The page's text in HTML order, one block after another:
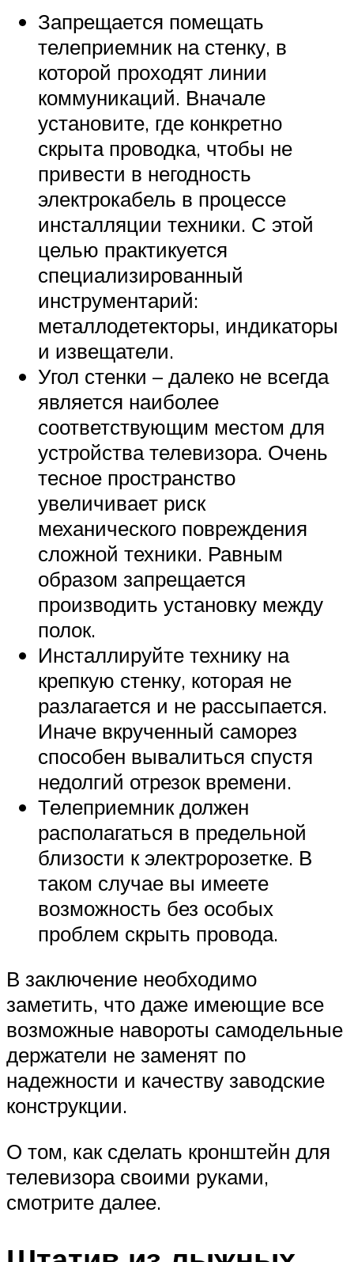
Запрещается помещать
телеприемник на стенку, в
которой проходят линии
коммуникаций. Вначале
установите, где конкретно
скрыта проводка, чтобы не
привести в негодность
электрокабель в процессе
инсталляции техники. С этой
целью практикуется
специализированный
инструментарий:
металлодетекторы, индикаторы
и извещатели.
Угол стенки – далеко не всегда
является наиболее
соответствующим местом для
устройства телевизора. Очень
тесное пространство
увеличивает риск
механического повреждения
сложной техники. Равным
образом запрещается
производить установку между
полок.
Инсталлируйте технику на
крепкую стенку, которая не
разлагается и не рассыпается.
Иначе вкрученный саморез
способен вывалиться спустя
недолгий отрезок времени.
Телеприемник должен
располагаться в предельной
близости к электророзетке. В
таком случае вы имеете
возможность без особых
проблем скрыть провода.
В заключение необходимо
заметить, что даже имеющие все
возможные навороты самодельные
держатели не заменят по
надежности и качеству заводские
конструкции.
О том, как сделать кронштейн для
телевизора своими руками,
смотрите далее.